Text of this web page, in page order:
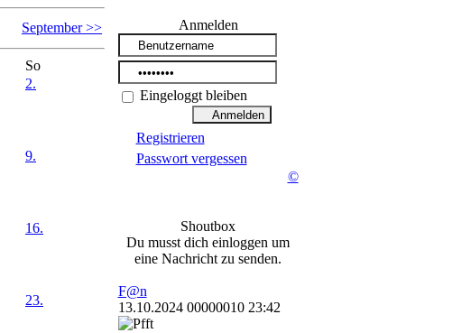
September >>
So
2.
9.
16.
23.
Anmelden
Eingeloggt bleiben
Registrieren
Passwort vergessen
©
Shoutbox
Du musst dich einloggen um
eine Nachricht zu senden.
F@n
13.10.2024 00000010 23:42